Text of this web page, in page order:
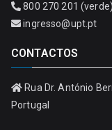
800 270 201 (verde)
ingresso@upt.pt
CONTACTOS
Rua Dr. António
Portugal